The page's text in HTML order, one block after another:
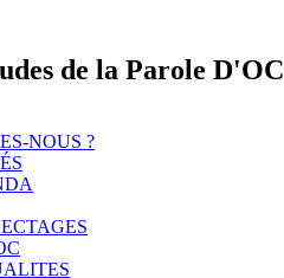
de la Parole D'OC
NOUS ?